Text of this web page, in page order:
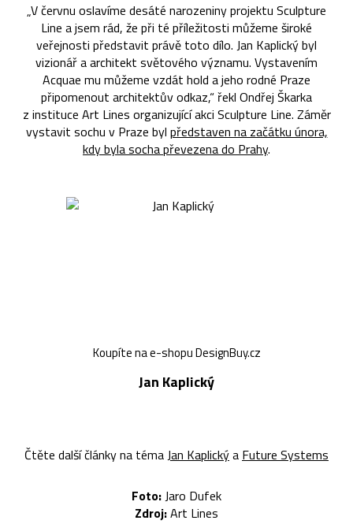
„V červnu oslavíme desáté narozeniny projektu Sculpture
Line a jsem rád, že při té příležitosti můžeme široké
veřejnosti představit právě toto dílo. Jan Kaplický byl
vizionář a architekt světového významu. Vystavením
Acquae mu můžeme vzdát hold a jeho rodné Praze
připomenout architektův odkaz,“ řekl Ondřej Škarka
z instituce Art Lines organizující akci Sculpture Line. Záměr
vystavit sochu v Praze byl představen na začátku února,
kdy byla socha převezena do Prahy.
Koupíte na e-shopu DesignBuy.cz
Jan Kaplický
Čtěte další články na témaJan Kaplickýa Future Systems
Foto:Jaro Dufek
Zdroj:Art Lines